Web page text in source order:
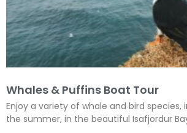
Whales & Puffins Boat Tour
Enjoy a variety of whale and bird species,
the summer, in the beautiful Isafjordur